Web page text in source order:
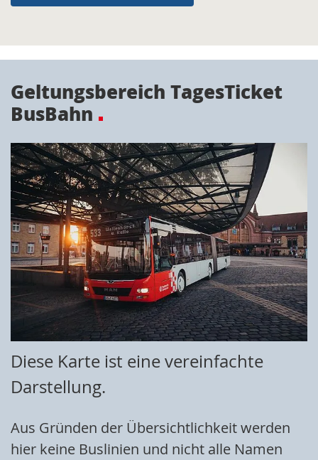
Geltungsbereich TagesTicket
BusBahn
Diese Karte ist eine vereinfachte
Darstellung.
Aus Gründen der Übersichtlichkeit werden
hier keine Buslinien und nicht alle Namen